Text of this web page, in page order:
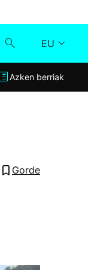
EU
Klisk
Azken berriak
Gorde